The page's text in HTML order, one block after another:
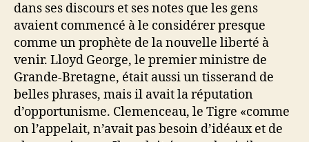
dans ses discours et ses notes que les gens
avaient commencé à le considérer presque
comme un prophète de la nouvelle liberté à
venir. Lloyd George, le premier ministre de
Grande-Bretagne, était aussi un tisserand de
belles phrases, mais il avait la réputation
d’opportunisme. Clemenceau, le Tigre «comme
on l’appelait, n’avait pas besoin d’idéaux et de